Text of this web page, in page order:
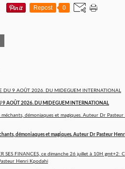
Repost 0
9 AOÛT 2026. DU MIDEGUEM INTERNATIONAL
démoniaques et magiques. Auteur Dr Pasteur